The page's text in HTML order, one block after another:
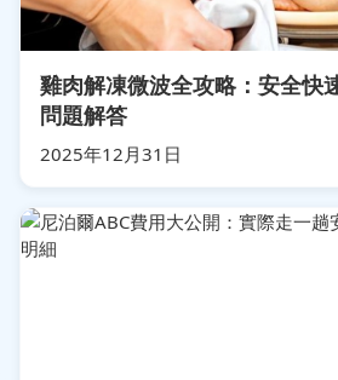
雞肉解凍微波全攻略：安全快
問題解答
2025年12月31日